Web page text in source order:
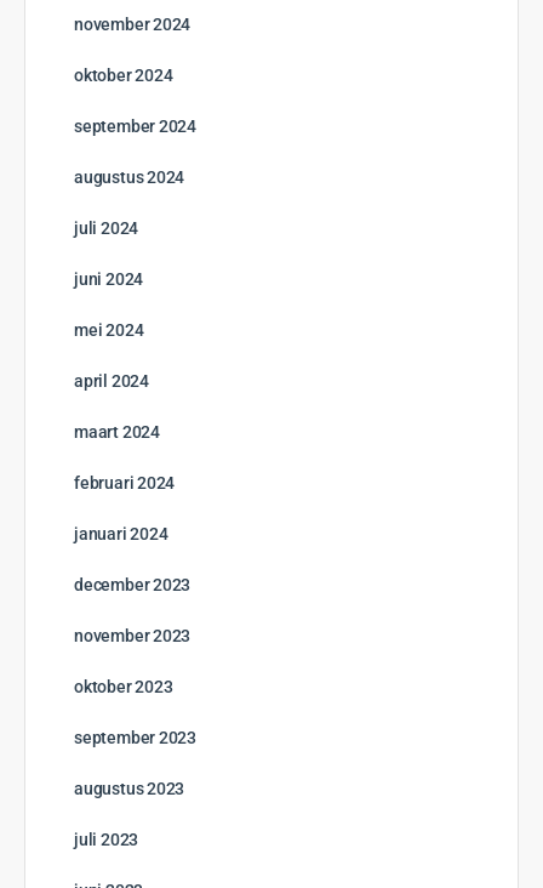
november 2024
oktober 2024
september 2024
augustus 2024
juli 2024
juni 2024
mei 2024
april 2024
maart 2024
februari 2024
januari 2024
december 2023
november 2023
oktober 2023
september 2023
augustus 2023
juli 2023